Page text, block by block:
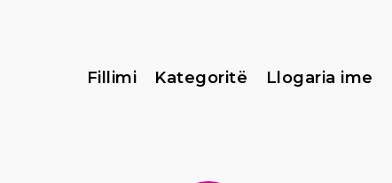
Fillimi Kategoritë Llogaria ime